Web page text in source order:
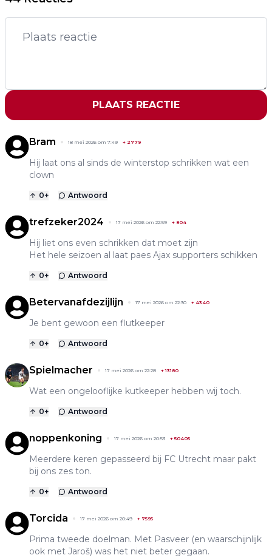
PLAATS REACTIE
Bram 18 mei 2026 om 7:49 + 2779
Hij laat ons al sinds de winterstop schrikken wat een
clown
0+ Antwoord
trefzeker2024 17 mei 2026 om 22:59 + 804
Hij liet ons even schrikken dat moet zijn
Het hele seizoen al laat paes Ajax supporters schikken
0+ Antwoord
Betervanafdezijlijn 17 mei 2026 om 22:30 + 4340
Je bent gewoon een flutkeeper
0+ Antwoord
Spielmacher 17 mei 2026 om 22:28 +13180
Wat een ongelooflijke kutkeeper hebben wij toch.
0+ Antwoord
noppenkoning 17 mei 2026 om 20:53 + 50405
Meerdere keren gepasseerd bij FC Utrecht maar pakt
bij ons zes ton.
0+ Antwoord
Torcida 17 mei 2026 om 20:49 + 7595
Prima tweede doelman. Met Pasveer (en waarschijnlijk
ook met Jaroš) was het niet beter gegaan.